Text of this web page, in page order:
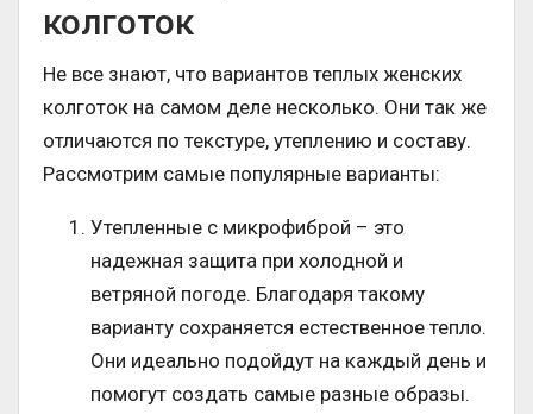
колготок
Не все знают, что вариантов теплых женских
колготок на самом деле несколько. Они так же
отличаются по текстуре, утеплению и составу.
Рассмотрим самые популярные варианты:
Утепленные с микрофиброй – это
надежная защита при холодной и
ветряной погоде. Благодаря такому
варианту сохраняется естественное тепло.
Они идеально подойдут на каждый день и
помогут создать самые разные образы.